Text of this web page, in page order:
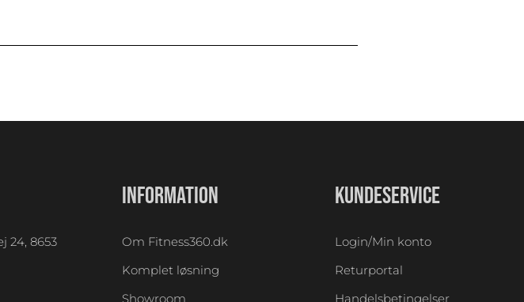
24, 8653
INFORMATION
Om Fitness360.dk
Komplet løsning
Showroom
KUNDESERVICE
Login/Min konto
Returportal
Handelsbetingelser